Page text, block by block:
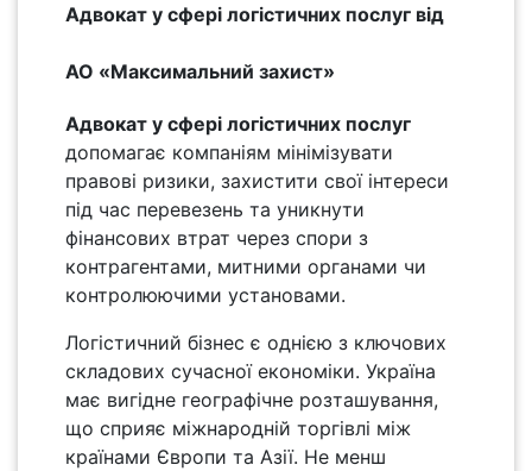
Адвокат у сфері логістичних послуг від
АО «Максимальний захист»
Адвокат у сфері логістичних послуг
допомагає компаніям мінімізувати
правові ризики, захистити свої інтереси
під час перевезень та уникнути
фінансових втрат через спори з
контрагентами, митними органами чи
контролюючими установами.
Логістичний бізнес є однією з ключових
складових сучасної економіки. Україна
має вигідне географічне розташування,
що сприяє міжнародній торгівлі між
країнами Європи та Азії. Не менш